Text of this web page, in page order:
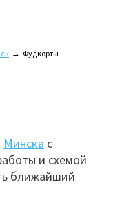
→ Фудкорты
Минска с
и схемой
ближайший